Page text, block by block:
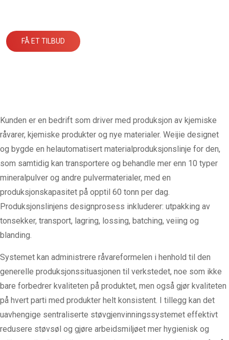
FÅ ET TILBUD
Kunden er en bedrift som driver med produksjon av kjemiske
råvarer, kjemiske produkter og nye materialer. Weijie designet
og bygde en helautomatisert materialproduksjonslinje for den,
som samtidig kan transportere og behandle mer enn 10 typer
mineralpulver og andre pulvermaterialer, med en
produksjonskapasitet på opptil 60 tonn per dag.
Produksjonslinjens designprosess inkluderer: utpakking av
tonsekker, transport, lagring, lossing, batching, veiing og
blanding.
Systemet kan administrere råvareformelen i henhold til den
generelle produksjonssituasjonen til verkstedet, noe som ikke
bare forbedrer kvaliteten på produktet, men også gjør kvaliteten
på hvert parti med produkter helt konsistent. I tillegg kan det
uavhengige sentraliserte støvgjenvinningssystemet effektivt
redusere støvsøl og gjøre arbeidsmiljøet mer hygienisk og